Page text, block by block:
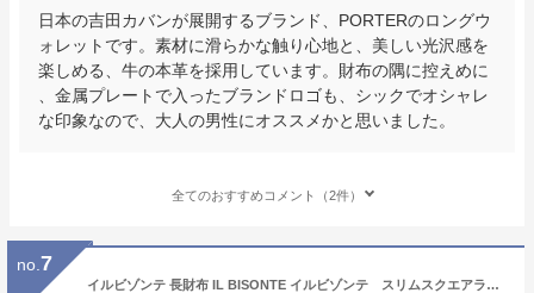
日本の吉田カバンが展開するブランド、PORTERのロングウ
ォレットです。素材に滑らかな触り心地と、美しい光沢感を
楽しめる、牛の本革を採用しています。財布の隅に控えめに
、金属プレートで入ったブランドロゴも、シックでオシャレ
な印象なので、大人の男性にオススメかと思いました。
全てのおすすめコメント（2件）
no. 7
イルビゾンテ 長財布 IL BISONTE イルビゾンテ スリムスクエアラウンドジップウォレット（3pocket） ラウンドファスナー ロングウォレット 54_1_ 54202304240 メンズ レディース（ 商品番号 IB-20-04240 ）